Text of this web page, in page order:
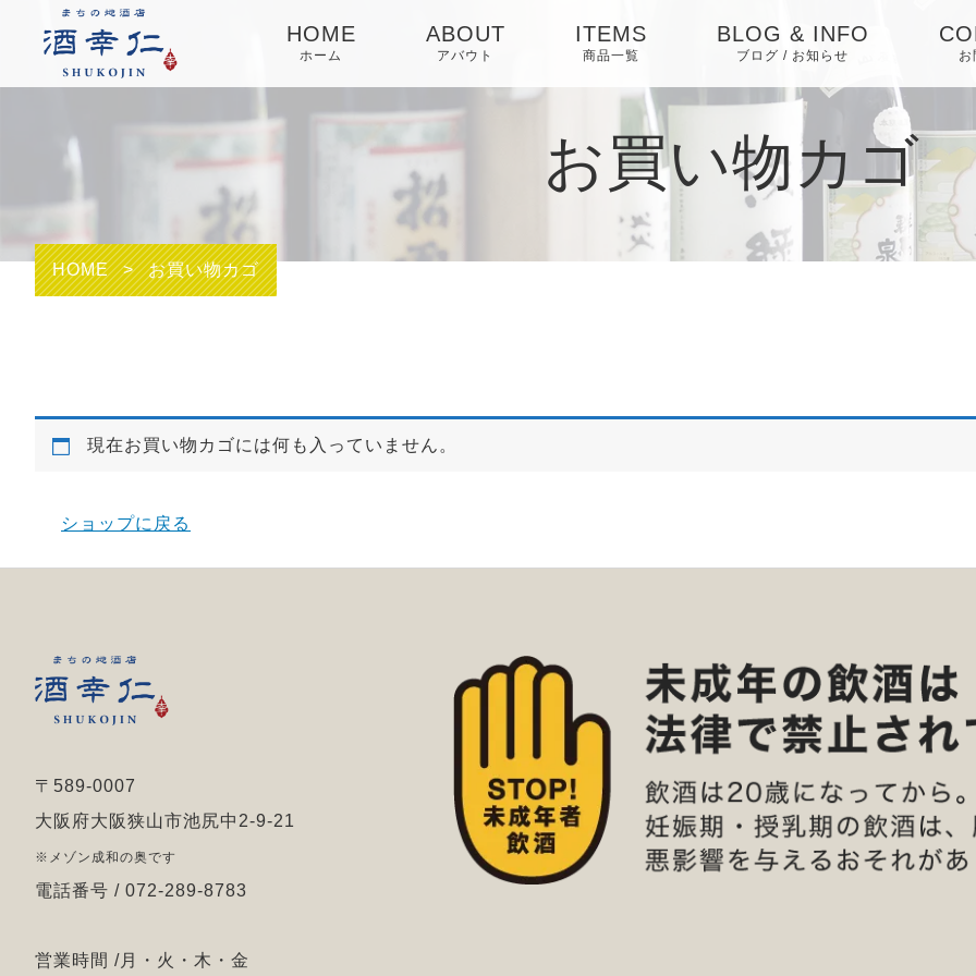
HOME
ホーム
ABOUT
アバウト
ITEMS
商品一覧
焼酎
梅酒・リキュール・
その他
BLOG & INFO
ブログ / お知らせ
ブログ
ピックアップ
お
お買い物カゴ
HOME > お買い物カゴ
現在お買い物カゴには何も入っていません。
ショップに戻る
〒589-0007
大阪府大阪狭山市池尻中2-9-21
※メゾン成和の奥です
電話番号 / 072-289-8783
営業時間 /月・火・木・金